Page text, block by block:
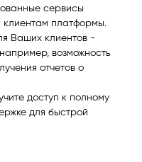
сервисы
клиентам платформы.
Ваших клиентов -
возможность
отчетов о
доступ к полному
для быстрой